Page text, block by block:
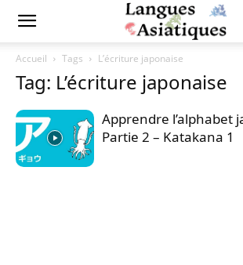
Accueil Tags L’écriture japonaise
Tag: L’écriture japonaise
Apprendre l’alphabet
Partie 2 – Katakana 1